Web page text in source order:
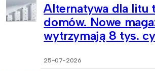
Alternatywa dla litu
domów. Nowe
wytrzymają 8 tys.
25-07-2026